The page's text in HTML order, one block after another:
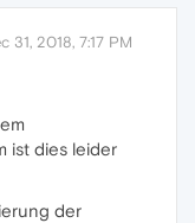
31, 2018, 7:17 PM
ist dies leider
der